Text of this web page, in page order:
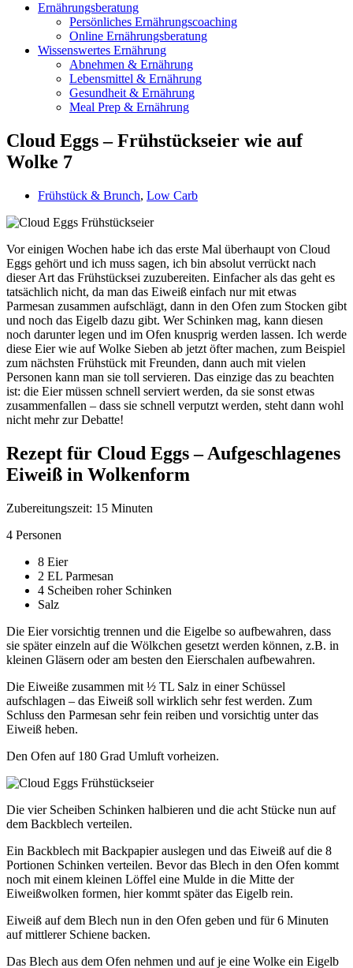
Ernährungsberatung
Persönliches Ernährungscoaching
Online Ernährungsberatung
Wissenswertes Ernährung
Abnehmen & Ernährung
Lebensmittel & Ernährung
Gesundheit & Ernährung
Meal Prep & Ernährung
Cloud Eggs – Frühstückseier wie auf
Wolke 7
Frühstück & Brunch, Low Carb
Vor einigen Wochen habe ich das erste Mal überhaupt von Cloud
Eggs gehört und ich muss sagen, ich bin absolut verrückt nach
dieser Art das Frühstücksei zuzubereiten. Einfacher als das geht es
tatsächlich nicht, da man das Eiweiß einfach nur mit etwas
Parmesan zusammen aufschlägt, dann in den Ofen zum Stocken gibt
und noch das Eigelb dazu gibt. Wer Schinken mag, kann diesen
noch darunter legen und im Ofen knusprig werden lassen. Ich werde
diese Eier wie auf Wolke Sieben ab jetzt öfter machen, zum Beispiel
zum nächsten Frühstück mit Freunden, dann auch mit vielen
Personen kann man sie toll servieren. Das einzige das zu beachten
ist: die Eier müssen schnell serviert werden, da sie sonst etwas
zusammenfallen – dass sie schnell verputzt werden, steht dann wohl
nicht mehr zur Debatte!
Rezept für Cloud Eggs – Aufgeschlagenes
Eiweiß in Wolkenform
Zubereitungszeit: 15 Minuten
4 Personen
8 Eier
2 EL Parmesan
4 Scheiben roher Schinken
Salz
Die Eier vorsichtig trennen und die Eigelbe so aufbewahren, dass
sie später einzeln auf die Wölkchen gesetzt werden können, z.B. in
kleinen Gläsern oder am besten den Eierschalen aufbewahren.
Die Eiweiße zusammen mit ½ TL Salz in einer Schüssel
aufschlagen – das Eiweiß soll wirklich sehr fest werden. Zum
Schluss den Parmesan sehr fein reiben und vorsichtig unter das
Eiweiß heben.
Den Ofen auf 180 Grad Umluft vorheizen.
Die vier Scheiben Schinken halbieren und die acht Stücke nun auf
dem Backblech verteilen.
Ein Backblech mit Backpapier auslegen und das Eiweiß auf die 8
Portionen Schinken verteilen. Bevor das Blech in den Ofen kommt
noch mit einem kleinen Löffel eine Mulde in die Mitte der
Eiweißwolken formen, hier kommt später das Eigelb rein.
Eiweiß auf dem Blech nun in den Ofen geben und für 6 Minuten
auf mittlerer Schiene backen.
Das Blech aus dem Ofen nehmen und auf je eine Wolke ein Eigelb